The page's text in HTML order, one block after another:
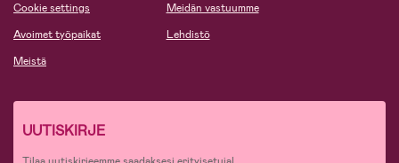
Cookie settings
Avoimet työpaikat
Meistä
Meidän vastuumme
Lehdistö
UUTISKIRJE